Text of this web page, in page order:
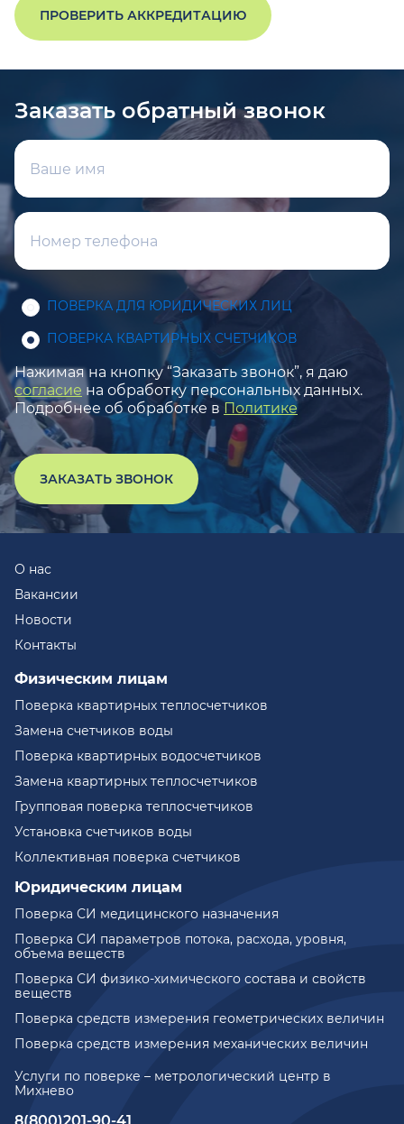
ПРОВЕРИТЬ АККРЕДИТАЦИЮ
Заказать обратный звонок
ПОВЕРКА ДЛЯ ЮРИДИЧЕСКИХ ЛИЦ
ПОВЕРКА КВАРТИРНЫХ СЧЕТЧИКОВ
Нажимая на кнопку “Заказать звонок”, я даю
согласие на обработку персональных данных.
Подробнее об обработке в Политике
ЗАКАЗАТЬ ЗВОНОК
Услуги по поверке – метрологический центр в
Михнево
О нас
Вакансии
Новости
Контакты
Физическим лицам
Поверка квартирных теплосчетчиков
Замена счетчиков воды
Поверка квартирных водосчетчиков
Замена квартирных теплосчетчиков
Групповая поверка теплосчетчиков
Установка счетчиков воды
Коллективная поверка счетчиков
Юридическим лицам
Поверка СИ медицинского назначения
Поверка СИ параметров потока, расхода, уровня,
объема веществ
Поверка СИ физико-химического состава и свойств
веществ
Поверка средств измерения геометрических величин
Поверка средств измерения механических величин